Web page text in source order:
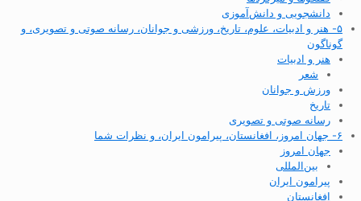
دانشجویی و دانش‌آموزی
۵- هنر و ادبیات، علوم، تاریخ، ورزشی و جوانان، رسانه صوتی و تصویری، و
گوناگون
هنر و ادبیات
شعر
ورزش و جوانان
تاریخ
رسانه صوتی و تصویری
۶- جهان امروز، افغانستان، پیرامون ایران، و نظرات شما
جهان امروز
بین‌المللی
پیرامون ایران
افغانستان